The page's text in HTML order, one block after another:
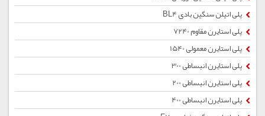
پلی اتیلن سنگین بادی BL4
پلی استایرن مقاوم 7240
پلی استایرن معمولی 1540
پلی استایرن انبساطی 300
پلی استایرن انبساطی 200
پلی استایرن انبساطی 400